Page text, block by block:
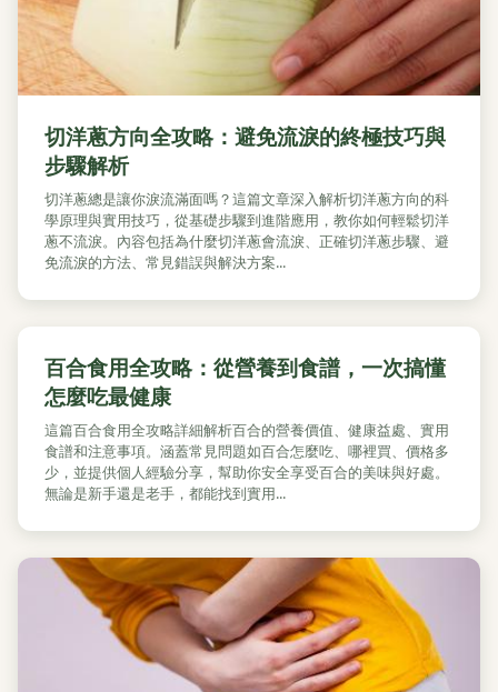
切洋蔥方向全攻略：避免流淚的終極技巧與
步驟解析
切洋蔥總是讓你淚流滿面嗎？這篇文章深入解析切洋蔥方向的科
學原理與實用技巧，從基礎步驟到進階應用，教你如何輕鬆切洋
蔥不流淚。內容包括為什麼切洋蔥會流淚、正確切洋蔥步驟、避
免流淚的方法、常見錯誤與解決方案...
百合食用全攻略：從營養到食譜，一次搞懂
怎麼吃最健康
這篇百合食用全攻略詳細解析百合的營養價值、健康益處、實用
食譜和注意事項。涵蓋常見問題如百合怎麼吃、哪裡買、價格多
少，並提供個人經驗分享，幫助你安全享受百合的美味與好處。
無論是新手還是老手，都能找到實用...